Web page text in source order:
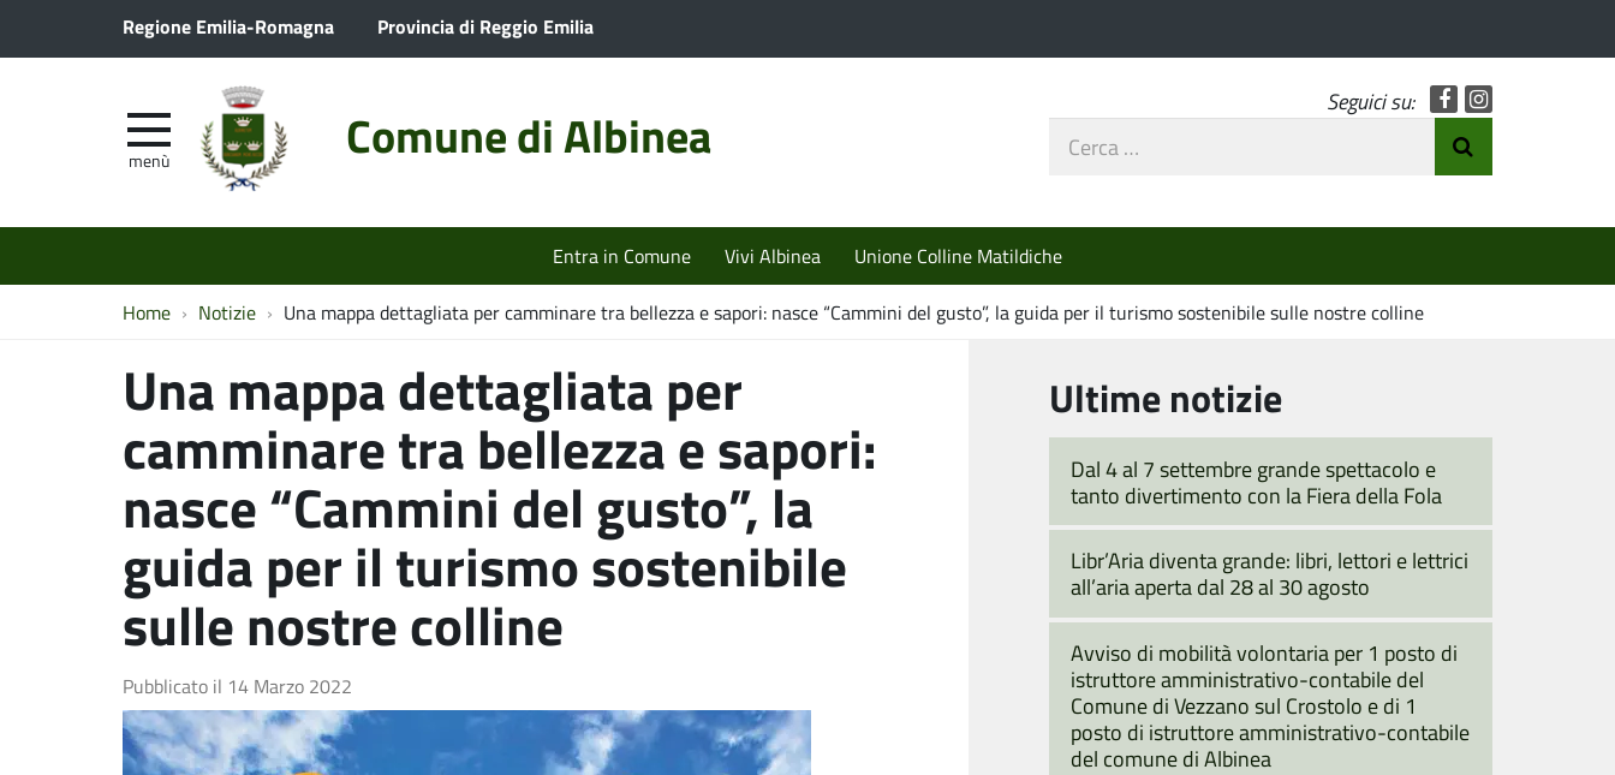
Regione Emilia-Romagna Provincia di Reggio Emilia
Comune di Albinea
menù
Seguici su: Facebook
Cerca
Entra in Comune Vivi Albinea Unione Colline Matildiche
Home Notizie Una mappa dettagliata per camminare tra bellezza e sapori: nasce “Cammini del gusto”, la guida per il turismo sostenibile sulle nostre colline
Una mappa dettagliata per
camminare tra bellezza e sapori:
nasce “Cammini del gusto”, la
guida per il turismo sostenibile
sulle nostre colline
Pubblicato il 14 Marzo 2022
Ultime notizie
Dal 4 al 7 settembre grande spettacolo e
tanto divertimento con la Fiera della Fola
Libr’Aria diventa grande: libri, lettori e lettrici
all’aria aperta dal 28 al 30 agosto
Avviso di mobilità volontaria per 1 posto di
istruttore amministrativo-contabile del
Comune di Vezzano sul Crostolo e di 1
posto di istruttore amministrativo-contabile
del comune di Albinea